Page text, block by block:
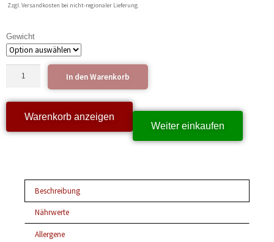
Zzgl. Versandkosten bei nicht-regionaler Lieferung.
Gewicht
In den Warenkorb
Warenkorb anzeigen
Weiter einkaufen
Beschreibung
Nährwerte
Allergene